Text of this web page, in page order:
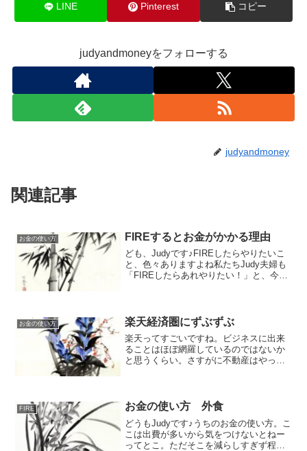
LINE Pinterest コピー
judyandmoneyをフォローする
judyandmoney
関連記事
お金の使い方 FIREするとお金がかかる理由
ども、Judyです♪FIREしたらやりたいこ
と、色々ありますよね私たちJudy夫婦も
「FIREしたらあれやりたい！」と、今ま
りないん...
お金の使い方 楽天経済圏にずぶずぶ
楽天ってすごいですね。ビジネスに出来
ることはほぼ網羅しているのではないか
と思うくらい。さすがに不動産はやって
ース取るからレンタルって...
FIRE お金の使い方 外食
どうもJudyです♪うちのお金の使い方。こ
こは出費が多いから気をつけないとねー
ってとこ。ただそこを減らしすぎず程よ